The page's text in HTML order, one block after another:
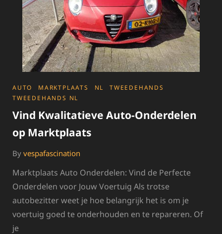
CATEGORIES
AUTO MARKTPLAATS NL
TWEEDEHANDS
TWEEDEHANDS NL
Vind Kwalitatieve Auto-Onderdelen
op Marktplaats
By vespafascination
Marktplaats Auto Onderdelen: Vind de Perfecte
Onderdelen voor Jouw Voertuig Als trotse
autobezitter weet je hoe belangrijk het is om je
voertuig goed te onderhouden en te repareren. Of
je